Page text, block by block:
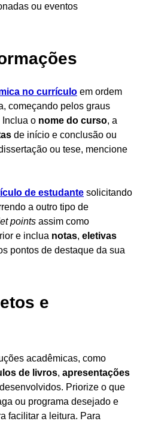
ou eventos
no currículo em ordem
começando pelos graus
Inclua o nome do curso, a
de início e conclusão ou
ou tese, mencione
de estudante solicitando
a outro tipo de
points assim como
e inclua notas, eletivas
pontos de destaque da sua
e
acadêmicas, como
de livros, apresentações
desenvolvidos. Priorize o que
ou programa desejado e
facilitar a leitura. Para